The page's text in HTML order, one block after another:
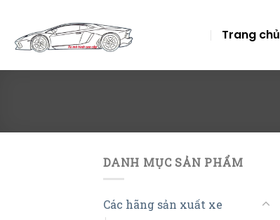
content
Trang chủ
DANH MỤC SẢN PHẨM
Các hãng sản xuất xe